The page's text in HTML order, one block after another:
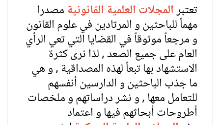
تعتبرالمجلات العلمية القانونيةمصدرا
مهماً للباحثين و المرتادين في علوم القانون
و مرجعاً موثوقاً في القضايا التي تعي الرأي
العام على جميع الصعد , لذا نرى كثرة
الاستشهاد بها تبعاً لهذه المصداقية , و هي
ما جذب الباحثين و الدارسين أنفسهم
للتعامل معها , و نشر دراساتهم و ملخصات
أطروحات أبحاثهم فيها و اعتماد